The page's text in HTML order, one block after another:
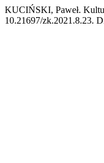
KUCIŃSKI, Paweł.
10.21697/zk.2021.8.23.